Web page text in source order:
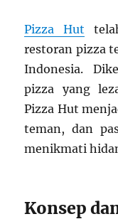
Pizza Hut
restoran pizza
Indonesia.
pizza yang
Pizza Hut
teman, dan
menikmati
Konsep